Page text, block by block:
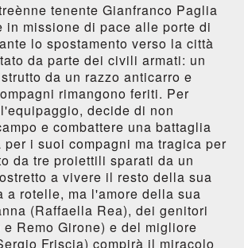
tenente Gianfranco Paglia
in missione di pace alle porte di
lo spostamento verso la città
da parte dei civili armati: un
da un razzo anticarro e
rimangono feriti. Per
decide di non
e combattere una battaglia
i suoi compagni ma tragica per
da tre proiettili sparati da un
a vivere il resto della sua
a rotelle, ma l'amore della sua
(Raffaella Rea), dei genitori
Remo Girone) e del migliore
Friscia) compirà il miracolo